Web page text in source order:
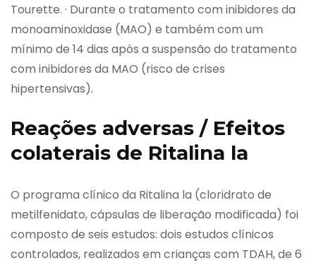
Tourette. · Durante o tratamento com inibidores da
monoaminoxidase (MAO) e também com um
mínimo de 14 dias após a suspensão do tratamento
com inibidores da MAO (risco de crises
hipertensivas).
Reações adversas / Efeitos
colaterais de Ritalina la
O programa clínico da Ritalina la (cloridrato de
metilfenidato, cápsulas de liberação modificada) foi
composto de seis estudos: dois estudos clínicos
controlados, realizados em crianças com TDAH, de 6